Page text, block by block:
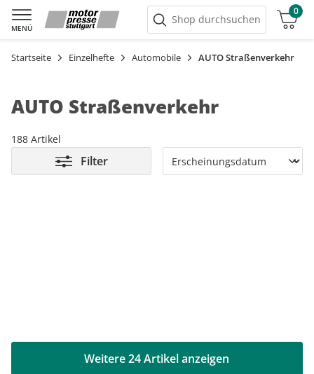
MENÜ
Shop durchsuchen
0
Warenkorb
Startseite Einzelhefte Automobile AUTO Straßenverkehr
AUTO Straßenverkehr
188 Artikel
Filter
Weitere 24 Artikel anzeigen